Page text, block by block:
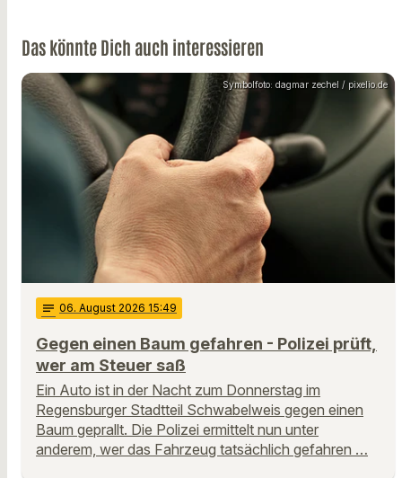
Das könnte Dich auch interessieren
Symbolfoto: dagmar zechel / pixelio.de
notes 06. August 2026 15:49
Gegen einen Baum gefahren - Polizei prüft,
wer am Steuer saß
Ein Auto ist in der Nacht zum Donnerstag im
Regensburger Stadtteil Schwabelweis gegen einen
Baum geprallt. Die Polizei ermittelt nun unter
anderem, wer das Fahrzeug tatsächlich gefahren …